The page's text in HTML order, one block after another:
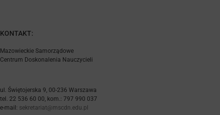
KONTAKT:
Mazowieckie Samorządowe
Centrum Doskonalenia Nauczycieli
ul. Świętojerska 9, 00-236 Warszawa
tel. 22 536 60 00, kom.: 797 990 037
e-mail: sekretariat@mscdn.edu.pl